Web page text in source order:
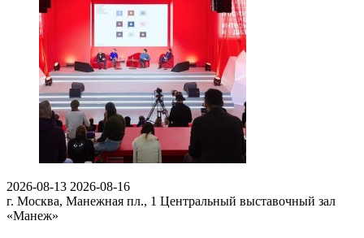
2026-08-13 2026-08-16
г. Москва, Манежная пл., 1 Центральный выставочный зал
«Манеж»